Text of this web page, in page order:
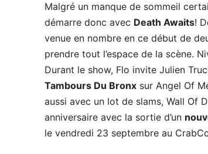
Malgré un manque de sommeil
démarre donc avec Death Awaits!
venue en nombre en ce début de
prendre tout l’espace de la scène.
Durant le show, Flo invite Julien
Tambours Du Bronx sur Angel Of
aussi avec un lot de slams, Wall Of
anniversaire avec la sortie d’un
le vendredi 23 septembre au